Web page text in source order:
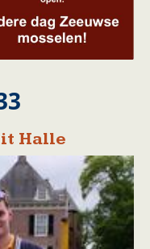
Halle